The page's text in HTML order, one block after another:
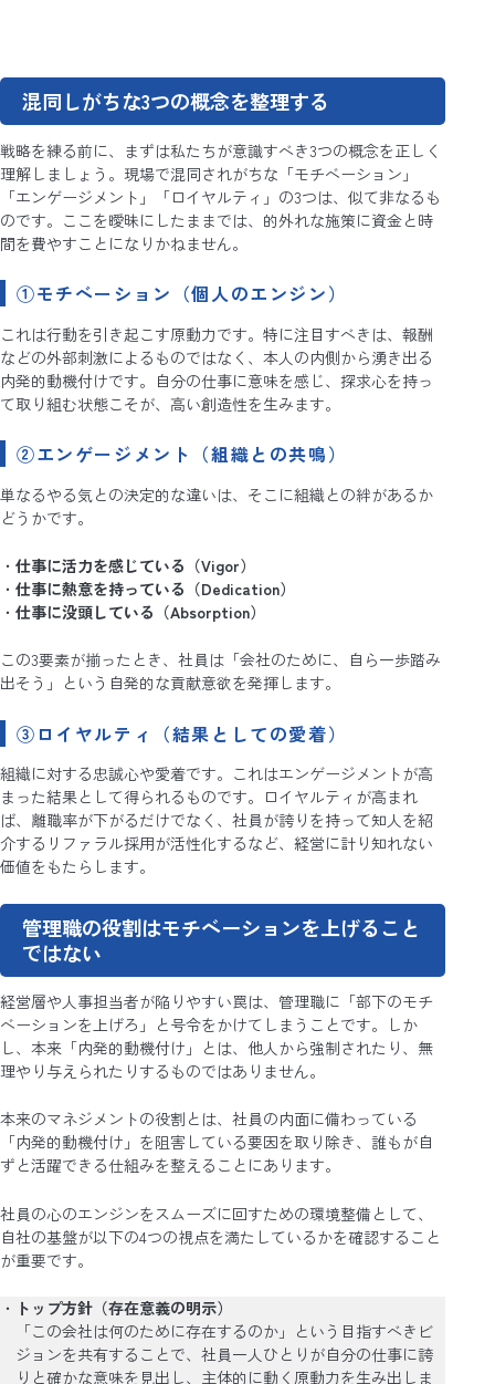
混同しがちな3つの概念を整理する
戦略を練る前に、まずは私たちが意識すべき3つの概念を正しく
理解しましょう。現場で混同されがちな「モチベーション」
「エンゲージメント」「ロイヤルティ」の3つは、似て非なるも
のです。ここを曖昧にしたままでは、的外れな施策に資金と時
間を費やすことになりかねません。
①モチベーション（個人のエンジン）
これは行動を引き起こす原動力です。特に注目すべきは、報酬
などの外部刺激によるものではなく、本人の内側から湧き出る
内発的動機付けです。自分の仕事に意味を感じ、探求心を持っ
て取り組む状態こそが、高い創造性を生みます。
②エンゲージメント（組織との共鳴）
単なるやる気との決定的な違いは、そこに組織との絆があるか
どうかです。
仕事に活力を感じている（Vigor）
仕事に熱意を持っている（Dedication）
仕事に没頭している（Absorption）
この3要素が揃ったとき、社員は「会社のために、自ら一歩踏み
出そう」という自発的な貢献意欲を発揮します。
③ロイヤルティ（結果としての愛着）
組織に対する忠誠心や愛着です。これはエンゲージメントが高
まった結果として得られるものです。ロイヤルティが高まれ
ば、離職率が下がるだけでなく、社員が誇りを持って知人を紹
介するリファラル採用が活性化するなど、経営に計り知れない
価値をもたらします。
管理職の役割はモチベーションを上げること
ではない
経営層や人事担当者が陥りやすい罠は、管理職に「部下のモチ
ベーションを上げろ」と号令をかけてしまうことです。しか
し、本来「内発的動機付け」とは、他人から強制されたり、無
理やり与えられたりするものではありません。
本来のマネジメントの役割とは、社員の内面に備わっている
「内発的動機付け」を阻害している要因を取り除き、誰もが自
ずと活躍できる仕組みを整えることにあります。
社員の心のエンジンをスムーズに回すための環境整備として、
自社の基盤が以下の4つの視点を満たしているかを確認すること
が重要です。
トップ方針（存在意義の明示）
「この会社は何のために存在するのか」という目指すべきビ
ジョンを共有することで、社員一人ひとりが自分の仕事に誇
りと確かな意味を見出し、主体的に動く原動力を生み出しま